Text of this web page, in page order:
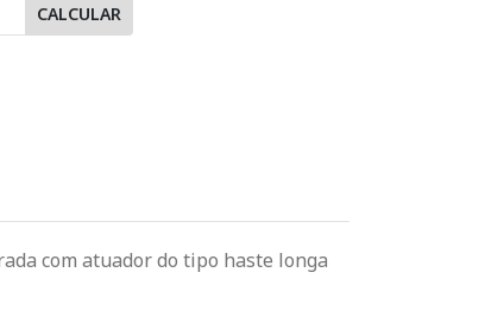
CALCULAR
com atuador do tipo haste longa